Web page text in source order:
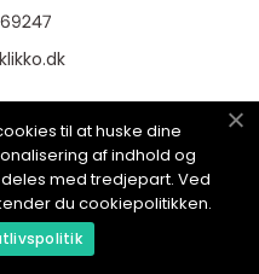
til at huske dine
af indhold og
med tredjepart. Ved
du cookiepolitikken.